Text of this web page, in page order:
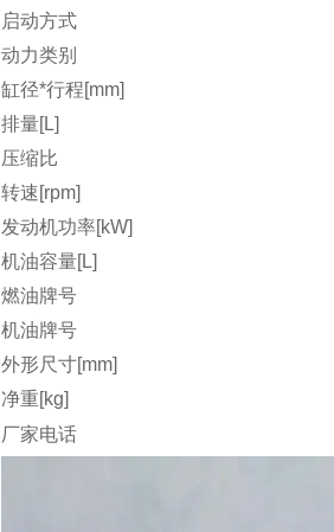
启动方式
动力类别
缸径*行程[mm]
排量[L]
压缩比
转速[rpm]
发动机功率[kW]
机油容量[L]
燃油牌号
机油牌号
外形尺寸[mm]
净重[kg]
厂家电话